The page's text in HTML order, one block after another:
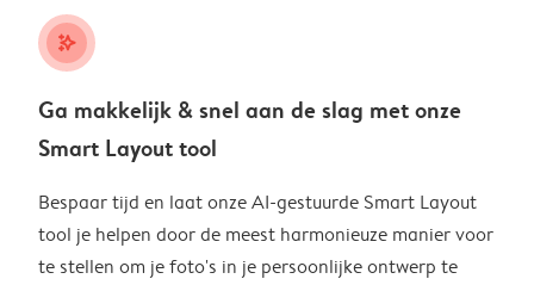
stars_plus
Ga makkelijk & snel aan de slag met onze
Smart Layout tool
Bespaar tijd en laat onze AI-gestuurde Smart Layout
tool je helpen door de meest harmonieuze manier voor
te stellen om je foto's in je persoonlijke ontwerp te